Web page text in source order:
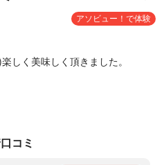
アソビュー！で体験
しく美味しく頂きました。
コミ